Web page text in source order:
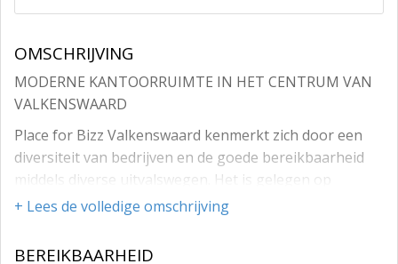
OMSCHRIJVING
MODERNE KANTOORRUIMTE IN HET CENTRUM VAN
VALKENSWAARD
Place for Bizz Valkenswaard kenmerkt zich door een
diversiteit van bedrijven en de goede bereikbaarheid
middels diverse uitvalswegen. Het is gelegen op
loopafstand van het centrum van Valkenswaard en is
via de N69.
+ Lees de volledige omschrijving
BEREIKBAARHEID